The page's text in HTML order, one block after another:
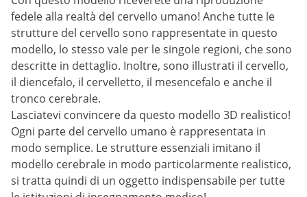
fedele alla realtà del cervello umano! Anche tutte le
strutture del cervello sono rappresentate in questo
modello, lo stesso vale per le singole regioni, che sono
descritte in dettaglio. Inoltre, sono illustrati il cervello,
il diencefalo, il cervelletto, il mesencefalo e anche il
tronco cerebrale.
Lasciatevi convincere da questo modello 3D realistico!
Ogni parte del cervello umano è rappresentata in
modo semplice. Le strutture essenziali imitano il
modello cerebrale in modo particolarmente realistico,
si tratta quindi di un oggetto indispensabile per tutte